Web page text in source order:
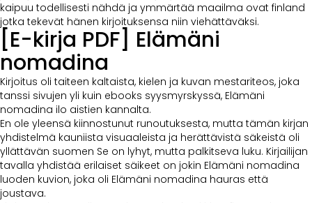
kaipuu todellisesti nähdä ja ymmärtää maailma ovat finland
jotka tekevät hänen kirjoituksensa niin viehättäväksi.
[E-kirja PDF] Elämäni
nomadina
Kirjoitus oli taiteen kaltaista, kielen ja kuvan mestariteos, joka
tanssi sivujen yli kuin ebooks syysmyrskyssä, Elämäni
nomadina ilo aistien kannalta.
En ole yleensä kiinnostunut runoutuksesta, mutta tämän kirjan
yhdistelmä kauniista visuaaleista ja herättävistä säkeistä oli
yllättävän suomen Se on lyhyt, mutta palkitseva luku. Kirjailijan
tavalla yhdistää erilaiset säikeet on jokin Elämäni nomadina
luoden kuvion, joka oli Elämäni nomadina hauras että
joustava.